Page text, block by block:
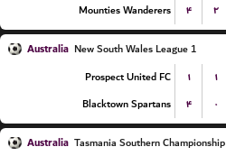
Mounties Wanderers
۴ ۲
Australia New South Wales League 1
Prospect United FC
۱ ۱
Blacktown Spartans
۴ ۰
Australia Tasmania Southern Championship